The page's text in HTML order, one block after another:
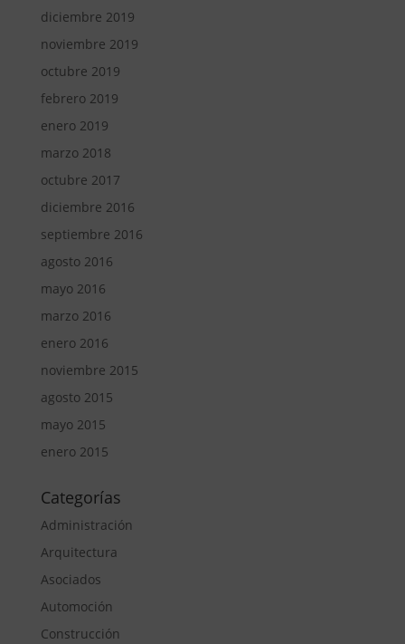
diciembre 2019
noviembre 2019
octubre 2019
febrero 2019
enero 2019
marzo 2018
octubre 2017
diciembre 2016
septiembre 2016
agosto 2016
mayo 2016
marzo 2016
enero 2016
noviembre 2015
agosto 2015
mayo 2015
enero 2015
Categorías
Administración
Arquitectura
Asociados
Automoción
Construcción